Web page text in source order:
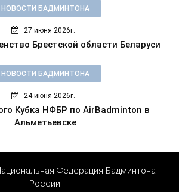
НОВОСТИ БАДМИНТОНА
27 июня 2026г.
Брестской области Беларуси
НОВОСТИ БАДМИНТОНА
24 июня 2026г.
Кубка НФБР по AirBadminton в
Альметьевске
Федерация Бадминтона
России.